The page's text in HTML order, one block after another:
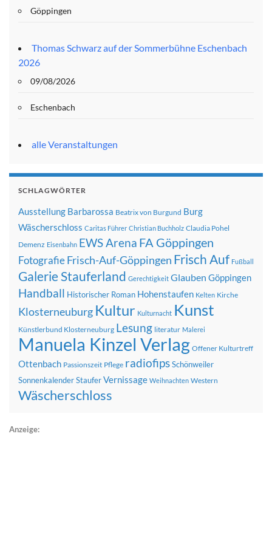
Göppingen
Thomas Schwarz auf der Sommerbühne Eschenbach
2026
09/08/2026
Eschenbach
alle Veranstaltungen
SCHLAGWÖRTER
Ausstellung Barbarossa Beatrix von Burgund Burg
Wäscherschloss Caritas Führer Christian Buchholz Claudia Pohel
Demenz Eisenbahn EWS Arena FA Göppingen
FotografieFrisch-Auf-Göppingen Frisch Auf Fußball
Galerie Stauferland Gerechtigkeit Glauben Göppingen
Handball Historischer Roman Hohenstaufen Kelten Kirche
Klosterneuburg Kultur Kulturnacht Kunst
Künstlerbund Klosterneuburg Lesung literatur Malerei
Manuela Kinzel Verlag Offener Kulturtreff
Ottenbach Passionszeit Pflege radiofipsSchönweiler
SonnenkalenderStauferVernissage Weihnachten Western
Wäscherschloss
Anzeige: